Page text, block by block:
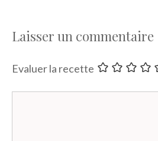
Laisser un commentaire
Evaluer la recette